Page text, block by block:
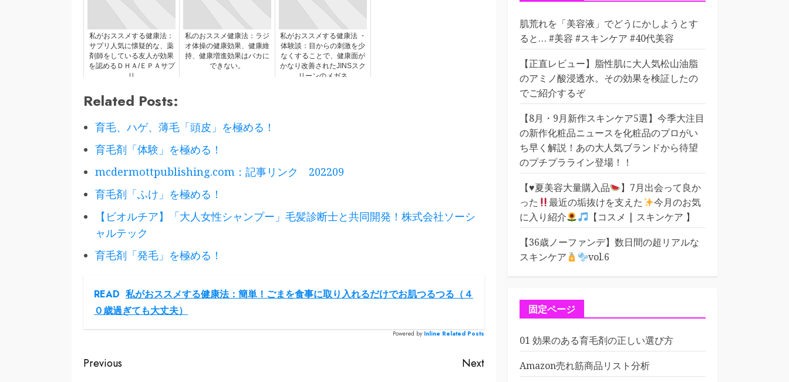
私がおススメする健康法：
サプリ人気に懐疑的な、薬
剤師をしている友人が効果
を認めるＤＨＡ/ＥＰＡサプ
リ
私のおススメ健康法：ラジ
オ体操の健康効果、健康維
持、健康増進効果はバカに
できない。
私がおススメする健康法 ・
体験談：目からの刺激を少
なくすることで、健康面が
かなり改善されたJINSスク
リーンのメガネ
Related Posts:
育毛、ハゲ、薄毛「頭皮」を極める！
育毛剤「体験」を極める！
mcdermottpublishing.com：記事リンク 202209
育毛剤「ふけ」を極める！
【ビオルチア】「大人女性シャンプー」毛髪診断士と共同開発！株式会社ソーシ
ャルテック
育毛剤「発毛」を極める！
READ 私がおススメする健康法：簡単！ごまを食事に取り入れるだけでお肌つるつる（４
０歳過ぎても大丈夫）
Powered by Inline Related Posts
Continue
Previous Next
肌荒れを「美容液」でどうにかしようとす
ると… #美容 #スキンケア #40代美容
【正直レビュー】脂性肌に大人気松山油脂
のアミノ酸浸透水。その効果を検証したの
でご紹介するぞ
【8月・9月新作スキンケア5選】今季大注目
の新作化粧品ニュースを化粧品のプロがい
ち早く解説！あの大人気ブランドから待望
のプチプラライン登場！！
【♥️夏美容大量購入品
】7月出会って良か
った
最近の垢抜けを支えた
今月のお気
に入り紹介
【コスメ | スキンケア 】
【36歳ノーファンデ】数日間の超リアルな
スキンケア
vol.6
固定ページ
01 効果のある育毛剤の正しい選び方
Amazon売れ筋商品リスト分析